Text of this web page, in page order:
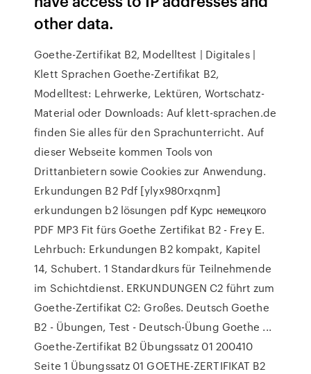
other data.
Goethe-Zertifikat B2, Modelltest | Digitales |
Klett Sprachen Goethe-Zertifikat B2,
Modelltest: Lehrwerke, Lektüren, Wortschatz-
Material oder Downloads: Auf klett-sprachen.de
finden Sie alles für den Sprachunterricht. Auf
dieser Webseite kommen Tools von
Drittanbietern sowie Cookies zur Anwendung.
Erkundungen B2 Pdf [ylyx980rxqnm]
erkundungen b2 lösungen pdf Курс немецкого
PDF MP3 Fit fürs Goethe Zertifikat B2 - Frey Е.
Lehrbuch: Erkundungen B2 kompakt, Kapitel
14, Schubert. 1 Standardkurs für Teilnehmende
im Schichtdienst. ERKUNDUNGEN C2 führt zum
Goethe-Zertifikat C2: Großes. Deutsch Goethe
B2 - Übungen, Test - Deutsch-Übung Goethe ...
Goethe-Zertifikat B2 Übungssatz 01 200410
Seite 1 Übungssatz 01 GOETHE-ZERTIFIKAT B2